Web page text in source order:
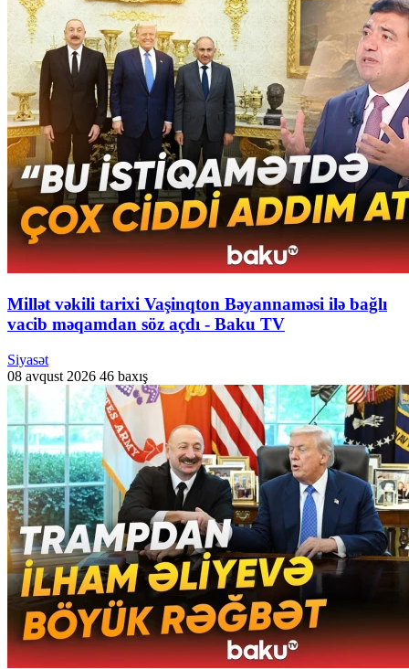
Millət vəkili tarixi Vaşinqton Bəyannaməsi ilə bağlı
vacib məqamdan söz açdı - Baku TV
Siyasət
08 avqust 2026 46 baxış